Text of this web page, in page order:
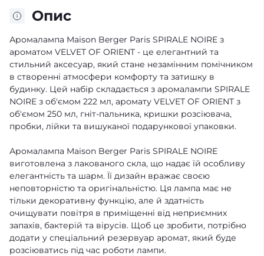
Опис
Аромалампа Maison Berger Paris SPIRALE NOIRE з
ароматом VELVET OF ORIENT - це елегантний та
стильний аксесуар, який стане незамінним помічником
в створенні атмосфери комфорту та затишку в
будинку. Цей набір складається з аромалампи SPIRALE
NOIRE з об'ємом 222 мл, аромату VELVET OF ORIENT з
об'ємом 250 мл, гніт-пальника, кришки розсіювача,
пробки, лійки та вишуканої подарункової упаковки.
Аромалампа Maison Berger Paris SPIRALE NOIRE
виготовлена з лакованого скла, що надає їй особливу
елегантність та шарм. Її дизайн вражає своєю
неповторністю та оригінальністю. Ця лампа має не
тільки декоративну функцію, але й здатність
очищувати повітря в приміщенні від неприємних
запахів, бактерій та вірусів. Щоб це зробити, потрібно
додати у спеціальний резервуар аромат, який буде
розсіюватись під час роботи лампи.